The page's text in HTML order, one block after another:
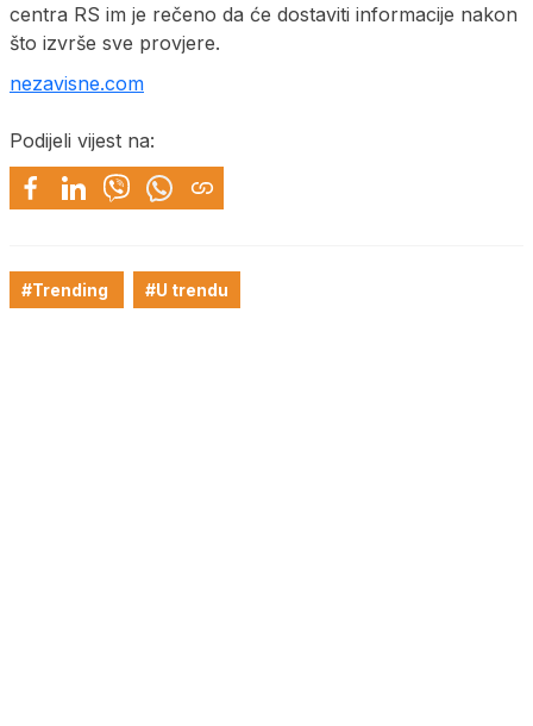
centra RS im je rečeno da će dostaviti informacije nakon
što izvrše sve provjere.
nezavisne.com
Podijeli vijest na:
#Trending #U trendu